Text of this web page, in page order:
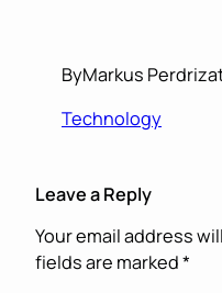
ByMarkus
Technology
Leave a Reply
Your email address
fields are marked*